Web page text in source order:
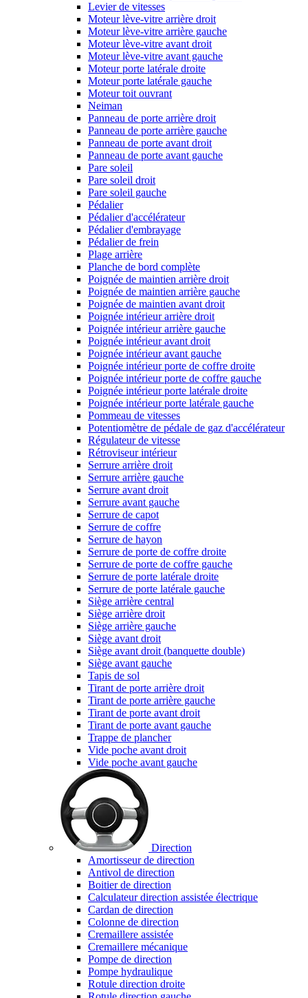
Levier de vitesses
Moteur lève-vitre arrière droit
Moteur lève-vitre arrière gauche
Moteur lève-vitre avant droit
Moteur lève-vitre avant gauche
Moteur porte latérale droite
Moteur porte latérale gauche
Moteur toit ouvrant
Neiman
Panneau de porte arrière droit
Panneau de porte arrière gauche
Panneau de porte avant droit
Panneau de porte avant gauche
Pare soleil
Pare soleil droit
Pare soleil gauche
Pédalier
Pédalier d'accélérateur
Pédalier d'embrayage
Pédalier de frein
Plage arrière
Planche de bord complète
Poignée de maintien arrière droit
Poignée de maintien arrière gauche
Poignée de maintien avant droit
Poignée intérieur arrière droit
Poignée intérieur arrière gauche
Poignée intérieur avant droit
Poignée intérieur avant gauche
Poignée intérieur porte de coffre droite
Poignée intérieur porte de coffre gauche
Poignée intérieur porte latérale droite
Poignée intérieur porte latérale gauche
Pommeau de vitesses
Potentiomètre de pédale de gaz d'accélérateur
Régulateur de vitesse
Rétroviseur intérieur
Serrure arrière droit
Serrure arrière gauche
Serrure avant droit
Serrure avant gauche
Serrure de capot
Serrure de coffre
Serrure de hayon
Serrure de porte de coffre droite
Serrure de porte de coffre gauche
Serrure de porte latérale droite
Serrure de porte latérale gauche
Siège arrière central
Siège arrière droit
Siège arrière gauche
Siège avant droit
Siège avant droit (banquette double)
Siège avant gauche
Tapis de sol
Tirant de porte arrière droit
Tirant de porte arrière gauche
Tirant de porte avant droit
Tirant de porte avant gauche
Trappe de plancher
Vide poche avant droit
Vide poche avant gauche
Direction
Amortisseur de direction
Antivol de direction
Boitier de direction
Calculateur direction assistée électrique
Cardan de direction
Colonne de direction
Cremaillere assistée
Cremaillere mécanique
Pompe de direction
Pompe hydraulique
Rotule direction droite